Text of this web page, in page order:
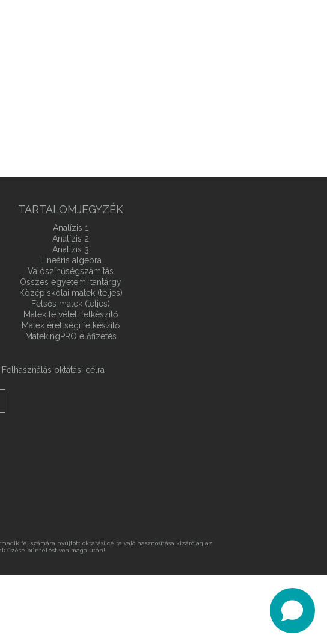
TARTALOMJEGYZÉK
Analízis 1
Analízis 2
Analízis 3
Lineáris algebra
Valószínűségszámítás
Összes egyetemi tantárgy
Középiskolai matek (teljes)
Felsős matek (teljes)
Matek felvételi felkészítő
Matek érettségi felkészítő
MatekingPRO előfizetés
Felhasználás oktatási célra
fél számára nyújtott oktatási célra való hasznosítása kizárólag az
űzése büntetést von maga után!